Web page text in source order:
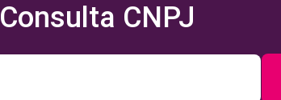
Consulta CNPJ